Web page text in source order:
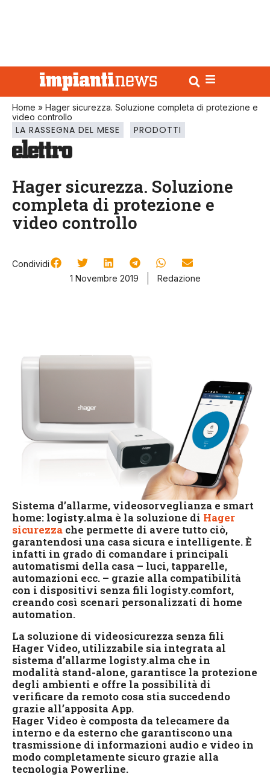
Home » Hager sicurezza. Soluzione completa di protezione e
video controllo
LA RASSEGNA DEL MESE PRODOTTI
Hager sicurezza. Soluzione
completa di protezione e
video controllo
Condividi
1 Novembre 2019
Redazione
Sistema d’allarme, videosorveglianza e smart
home: logisty.alma è la soluzione di Hager
sicurezza che permette di avere tutto ciò,
garantendosi una casa sicura e intelligente. È
infatti in grado di comandare i principali
automatismi della casa – luci, tapparelle,
automazioni ecc. – grazie alla compatibilità
con i dispositivi senza fili logisty.comfort,
creando così scenari personalizzati di home
automation.
La soluzione di videosicurezza senza fili
Hager Video, utilizzabile sia integrata al
sistema d’allarme logisty.alma che in
modalità stand-alone, garantisce la protezione
degli ambienti e offre la possibilità di
verificare da remoto cosa stia succedendo
grazie all’apposita App.
Hager Video è composta da telecamere da
interno e da esterno che garantiscono una
trasmissione di informazioni audio e video in
modo completamente sicuro grazie alla
tecnologia Powerline.